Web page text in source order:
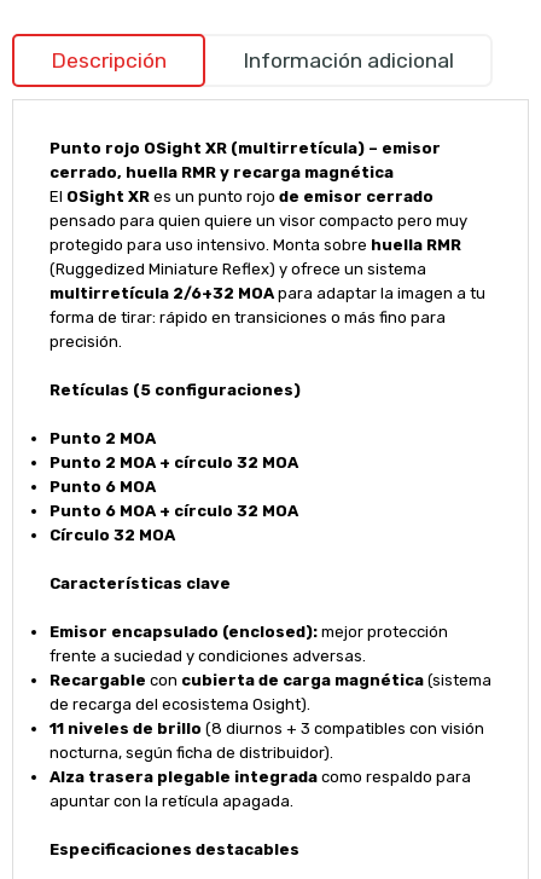
Descripción Información adicional
Punto rojo OSight XR (multirretícula) – emisor
cerrado, huella RMR y recarga magnética
El OSight XRes un punto rojo de emisor cerrado
pensado para quien quiere un visor compacto pero muy
protegido para uso intensivo. Monta sobre huella RMR
(Ruggedized Miniature Reflex) y ofrece un sistema
multirretícula 2/6+32 MOApara adaptar la imagen a tu
forma de tirar: rápido en transiciones o más fino para
precisión.
Retículas (5 configuraciones)
Punto 2 MOA
Punto 2 MOA + círculo 32 MOA
Punto 6 MOA
Punto 6 MOA + círculo 32 MOA
Círculo 32 MOA
Características clave
Emisor encapsulado (enclosed):mejor protección
frente a suciedad y condiciones adversas.
Recargable con cubierta de carga magnética(sistema
de recarga del ecosistema Osight).
11 niveles de brillo (8 diurnos + 3 compatibles con visión
nocturna, según ficha de distribuidor).
Alza trasera plegable integradacomo respaldo para
apuntar con la retícula apagada.
Especificaciones destacables